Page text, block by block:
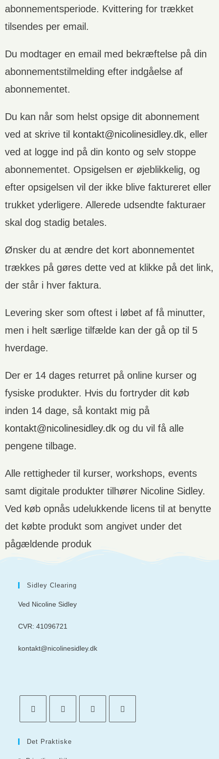
abonnementsperiode. Kvittering for trækket
tilsendes per email.
Du modtager en email med bekræftelse på din
abonnementstilmelding efter indgåelse af
abonnementet.
Du kan når som helst opsige dit abonnement
ved at skrive til
kontakt@nicolinesidley.dk, eller
ved at logge ind på din konto og selv stoppe
abonnementet. Opsigelsen er øjeblikkelig, og
efter opsigelsen vil der ikke blive faktureret eller
trukket yderligere. Allerede udsendte fakturaer
skal dog stadig betales.
Ønsker du at ændre det kort abonnementet
trækkes på gøres dette ved at klikke på det link,
der står i hver faktura.
Levering sker som oftest i løbet af få minutter,
men i helt særlige tilfælde kan der gå op til 5
hverdage.
Der er 14 dages returret på online kurser og
fysiske produkter. Hvis du fortryder dit køb
inden 14 dage, så kontakt mig på
kontakt@nicolinesidley.dk og du vil få alle
pengene tilbage.
Alle rettigheder til kurser, workshops, events
samt digitale produkter tilhører Nicoline Sidley.
Ved køb opnås udelukkende licens til at benytte
det købte produkt som angivet under det
pågældende produk
Sidley Clearing
Ved Nicoline Sidley
CVR: 41096721
kontakt@nicolinesidley.dk
Det Praktiske